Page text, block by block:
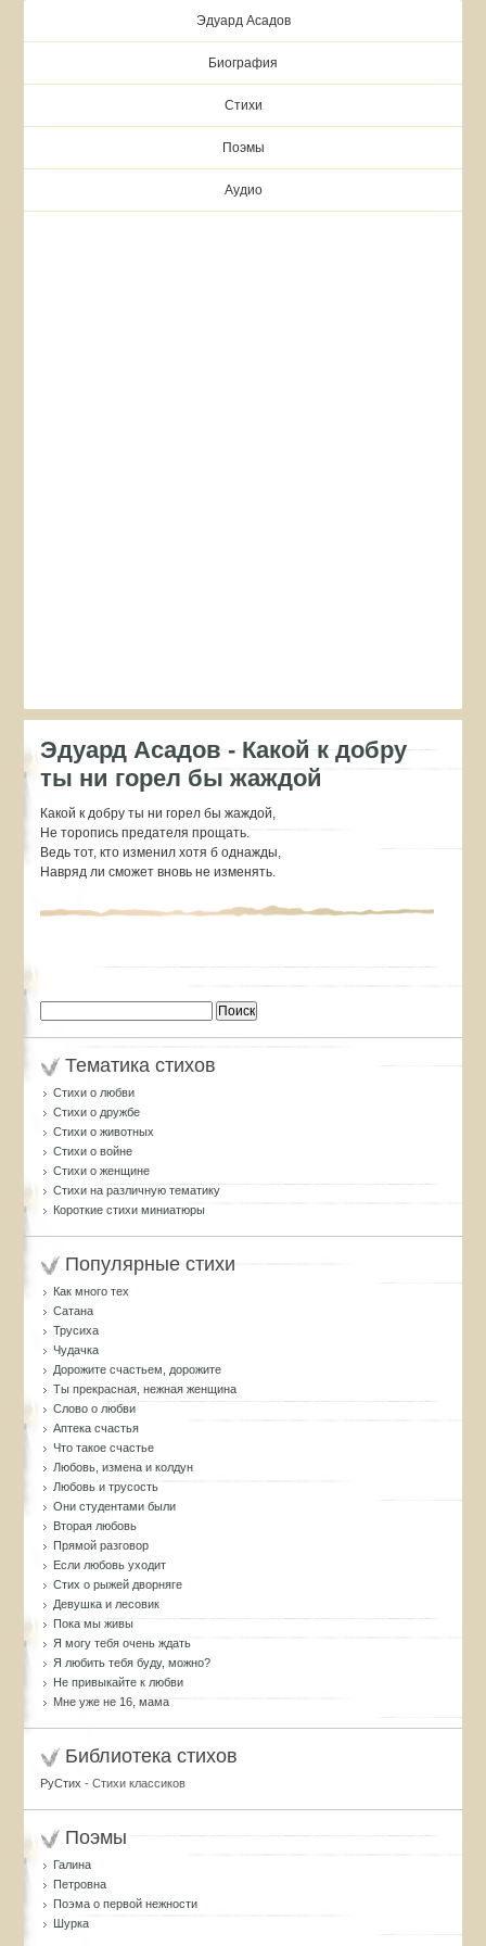
Эдуард Асадов
Биография
Стихи
Поэмы
Аудио
Эдуард Асадов - Какой к добру
ты ни горел бы жаждой
Какой к добру ты ни горел бы жаждой,
Не торопись предателя прощать.
Ведь тот, кто изменил хотя б однажды,
Навряд ли сможет вновь не изменять.
Тематика стихов
Стихи о любви
Стихи о дружбе
Стихи о животных
Стихи о войне
Стихи о женщине
Стихи на различную тематику
Короткие стихи миниатюры
Популярные стихи
Как много тех
Сатана
Трусиха
Чудачка
Дорожите счастьем, дорожите
Ты прекрасная, нежная женщина
Слово о любви
Аптека счастья
Что такое счастье
Любовь, измена и колдун
Любовь и трусость
Они студентами были
Вторая любовь
Прямой разговор
Если любовь уходит
Стих о рыжей дворняге
Девушка и лесовик
Пока мы живы
Я могу тебя очень ждать
Я любить тебя буду, можно?
Не привыкайте к любви
Мне уже не 16, мама
Библиотека стихов
РуСтих - Стихи классиков
Поэмы
Галина
Петровна
Поэма о первой нежности
Шурка